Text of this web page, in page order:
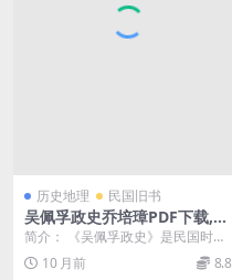
历史地理 民国旧书
吴佩孚政史乔培璋PDF下载,民
国吴佩孚研究史料
简介： 《吴佩孚政史》是民国时期
出版的一部关于直系军阀领袖吴佩
孚的政治传记，全称...
10 月前 8.8